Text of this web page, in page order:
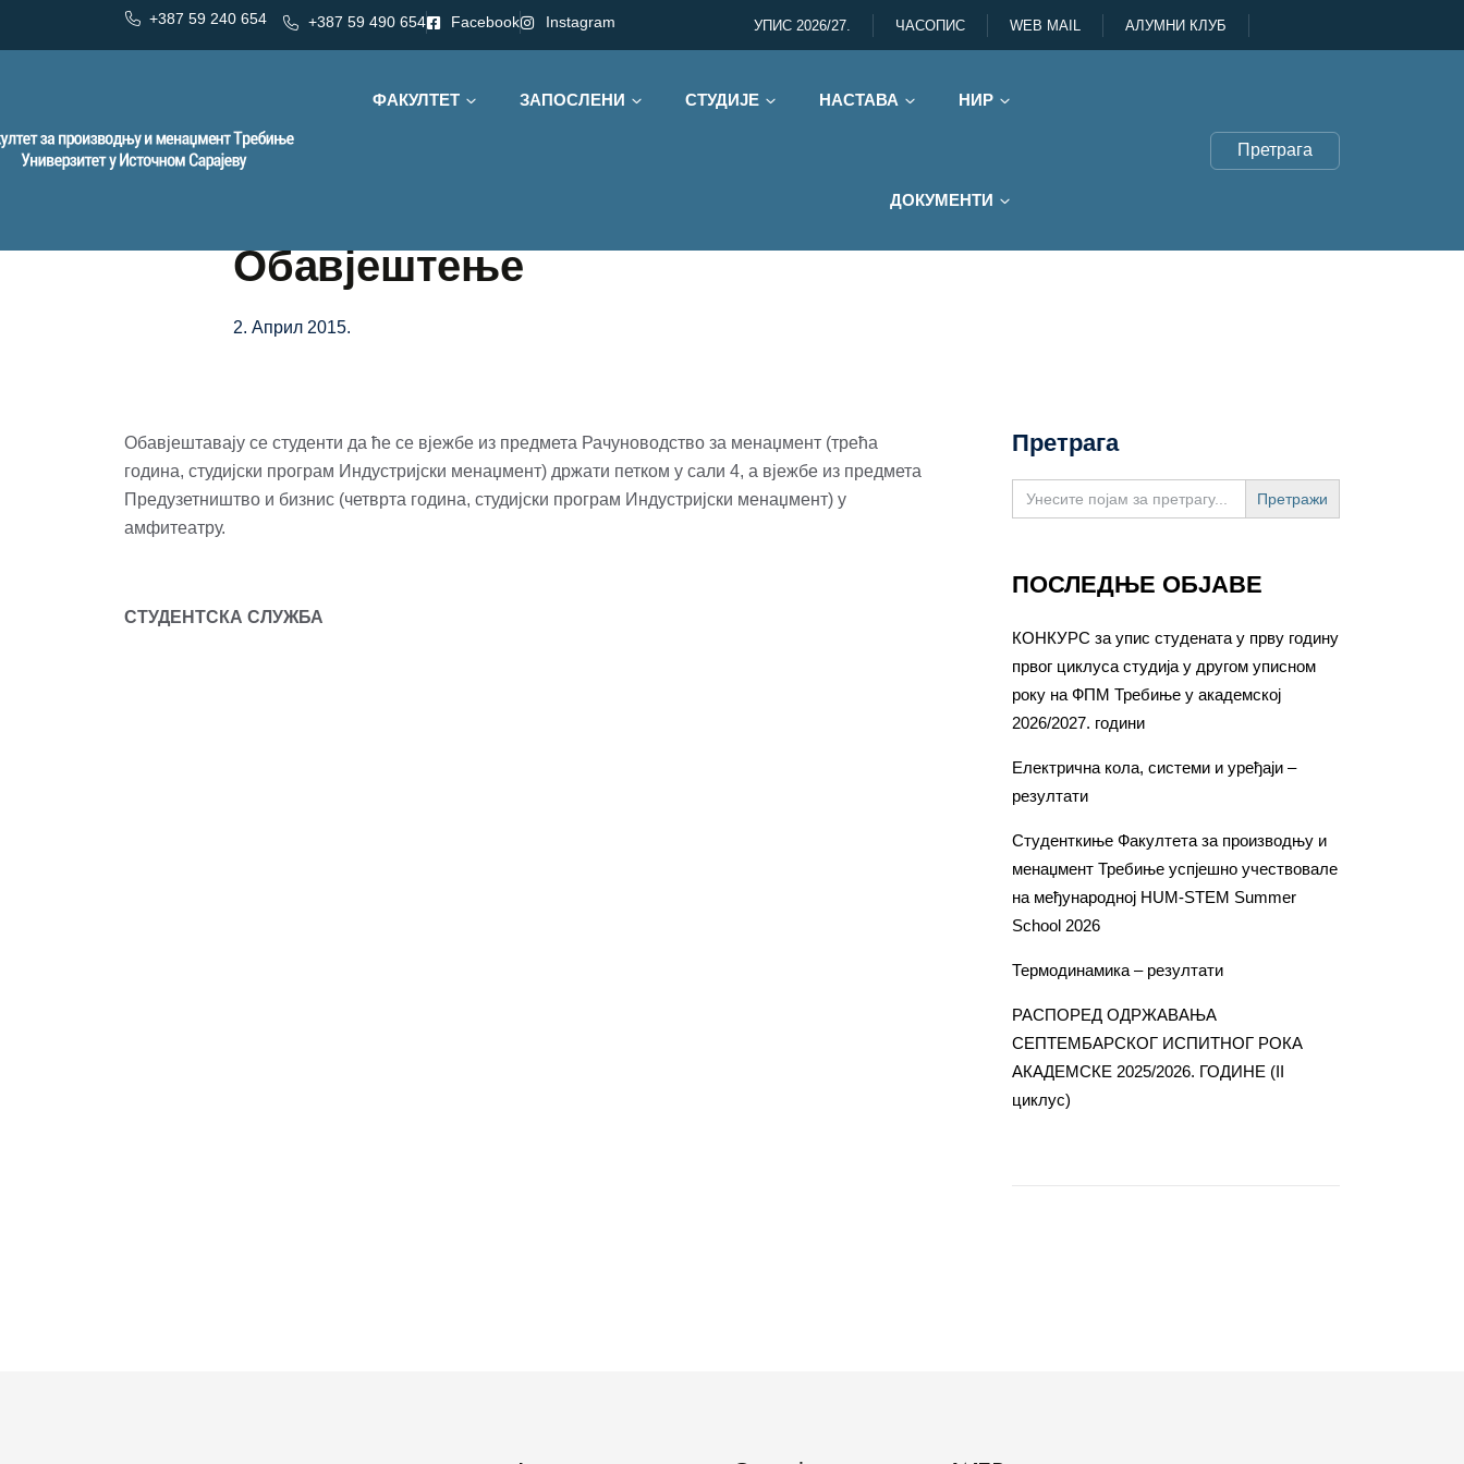
+387 59 240 654 +387 59 490 654 Facebook Instagram УПИС 2026/27. ЧАСОПИС WEB MAIL АЛУМНИ КЛУБ
ФАКУЛТЕТ ЗАПОСЛЕНИ СТУДИЈЕ НАСТАВА НИР
ДОКУМЕНТИ
Претрага
Обавјештење
2. Април 2015.
Обавјештавају се студенти да ће се вјежбе из предмета Рачуноводство за менаџмент (трећа
година, студијски програм Индустријски менаџмент) држати петком у сали 4, а вјежбе из предмета
Предузетништво и бизнис (четврта година, студијски програм Индустријски менаџмент) у
амфитеатру.
СТУДЕНТСКА СЛУЖБА
Претрага
Search
for:
ПОСЛЕДЊЕ ОБЈАВЕ
КОНКУРС за упис студената у прву годину
првог циклуса студија у другом уписном
року на ФПМ Требиње у академској
2026/2027. години
Електрична кола, системи и уређаји –
резултати
Студенткиње Факултета за производњу и
менаџмент Требиње успјешно учествовале
на међународној HUM-STEM Summer
School 2026
Термодинамика – резултати
РАСПОРЕД ОДРЖАВАЊА
СЕПТЕМБАРСКОГ ИСПИТНОГ РОКА
АКАДЕМСКЕ 2025/2026. ГОДИНЕ (II
циклус)